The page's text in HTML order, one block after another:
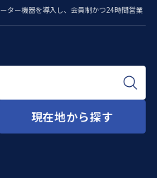
ター機器を導入し、会員制かつ24時間営業
現在地から探す